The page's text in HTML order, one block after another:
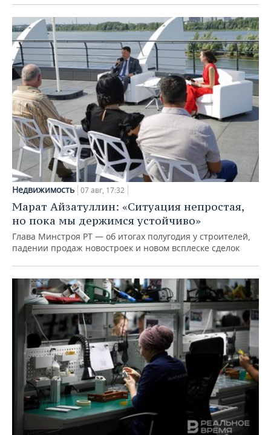
Недвижимость 07 авг, 17:32
Марат Айзатуллин: «Ситуация непростая,
но пока мы держимся устойчиво»
Глава Минстроя РТ — об итогах полугодия у строителей,
падении продаж новостроек и новом всплеске сделок